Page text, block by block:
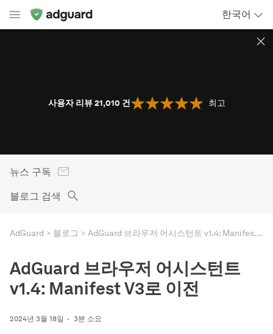
한국어
사용자 리뷰 21,010 건 최고
뉴스 구독
블로그 검색
AdGuard 블로그 AdGuard 브라우저 어시스턴트 v1.4: Manifest V3로 이전
AdGuard 브라우저 어시스턴트
v1.4: Manifest V3로 이전
2024년 3월 18일 3분 소요